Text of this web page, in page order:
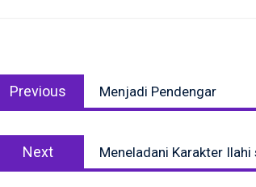
navigation
Previous
post:
Menjadi Pendengar
Next
post:
Meneladani Karakter